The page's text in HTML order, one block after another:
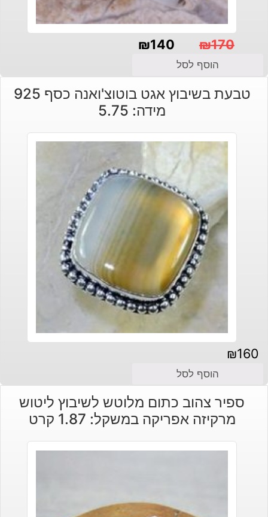
₪170
המקורי
היה:
₪140
הנוכחי
הוא:
הוסף לסל
טבעת בשיבוץ אגט בוטוצ'ואנה כסף 925
מידה: 5.75
₪160
הוסף לסל
ספיר צהוב כתום מלוטש לשיבוץ ליטוש
מרקיזה אפריקה במשקל: 1.87 קרט